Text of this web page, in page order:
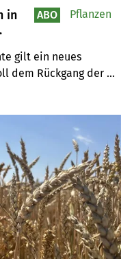
in
gilt ein neues
dem Rückgang der
das richtige
ABO Pflanzen